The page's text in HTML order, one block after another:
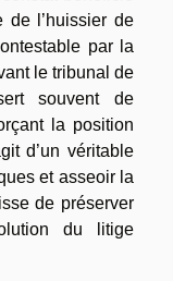
de l’huissier de
par la
le tribunal de
souvent de
la position
d’un véritable
et asseoir la
de préserver
du litige